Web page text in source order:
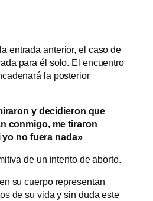
entrada anterior, el caso de
para él solo. El encuentro
la posterior
y decidieron que
conmigo, me tiraron
yo no fuera nada»
de un intento de aborto.
su cuerpo representan
de su vida y sin duda este